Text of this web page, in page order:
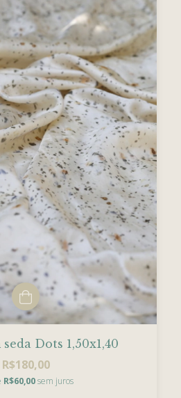
Dots 1,50x1,40
R$180,00
R$60,00 sem juros